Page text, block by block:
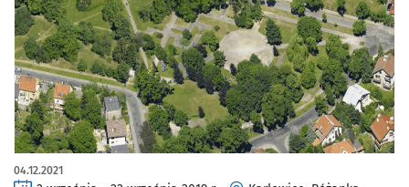
04.12.2021